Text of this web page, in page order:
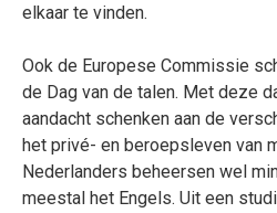
elkaar te vinden.
Ook de Europese Commissie
de Dag van de talen. Met deze
aandacht schenken aan de
het privé- en beroepsleven van
Nederlanders beheersen wel
meestal het Engels. Uit een